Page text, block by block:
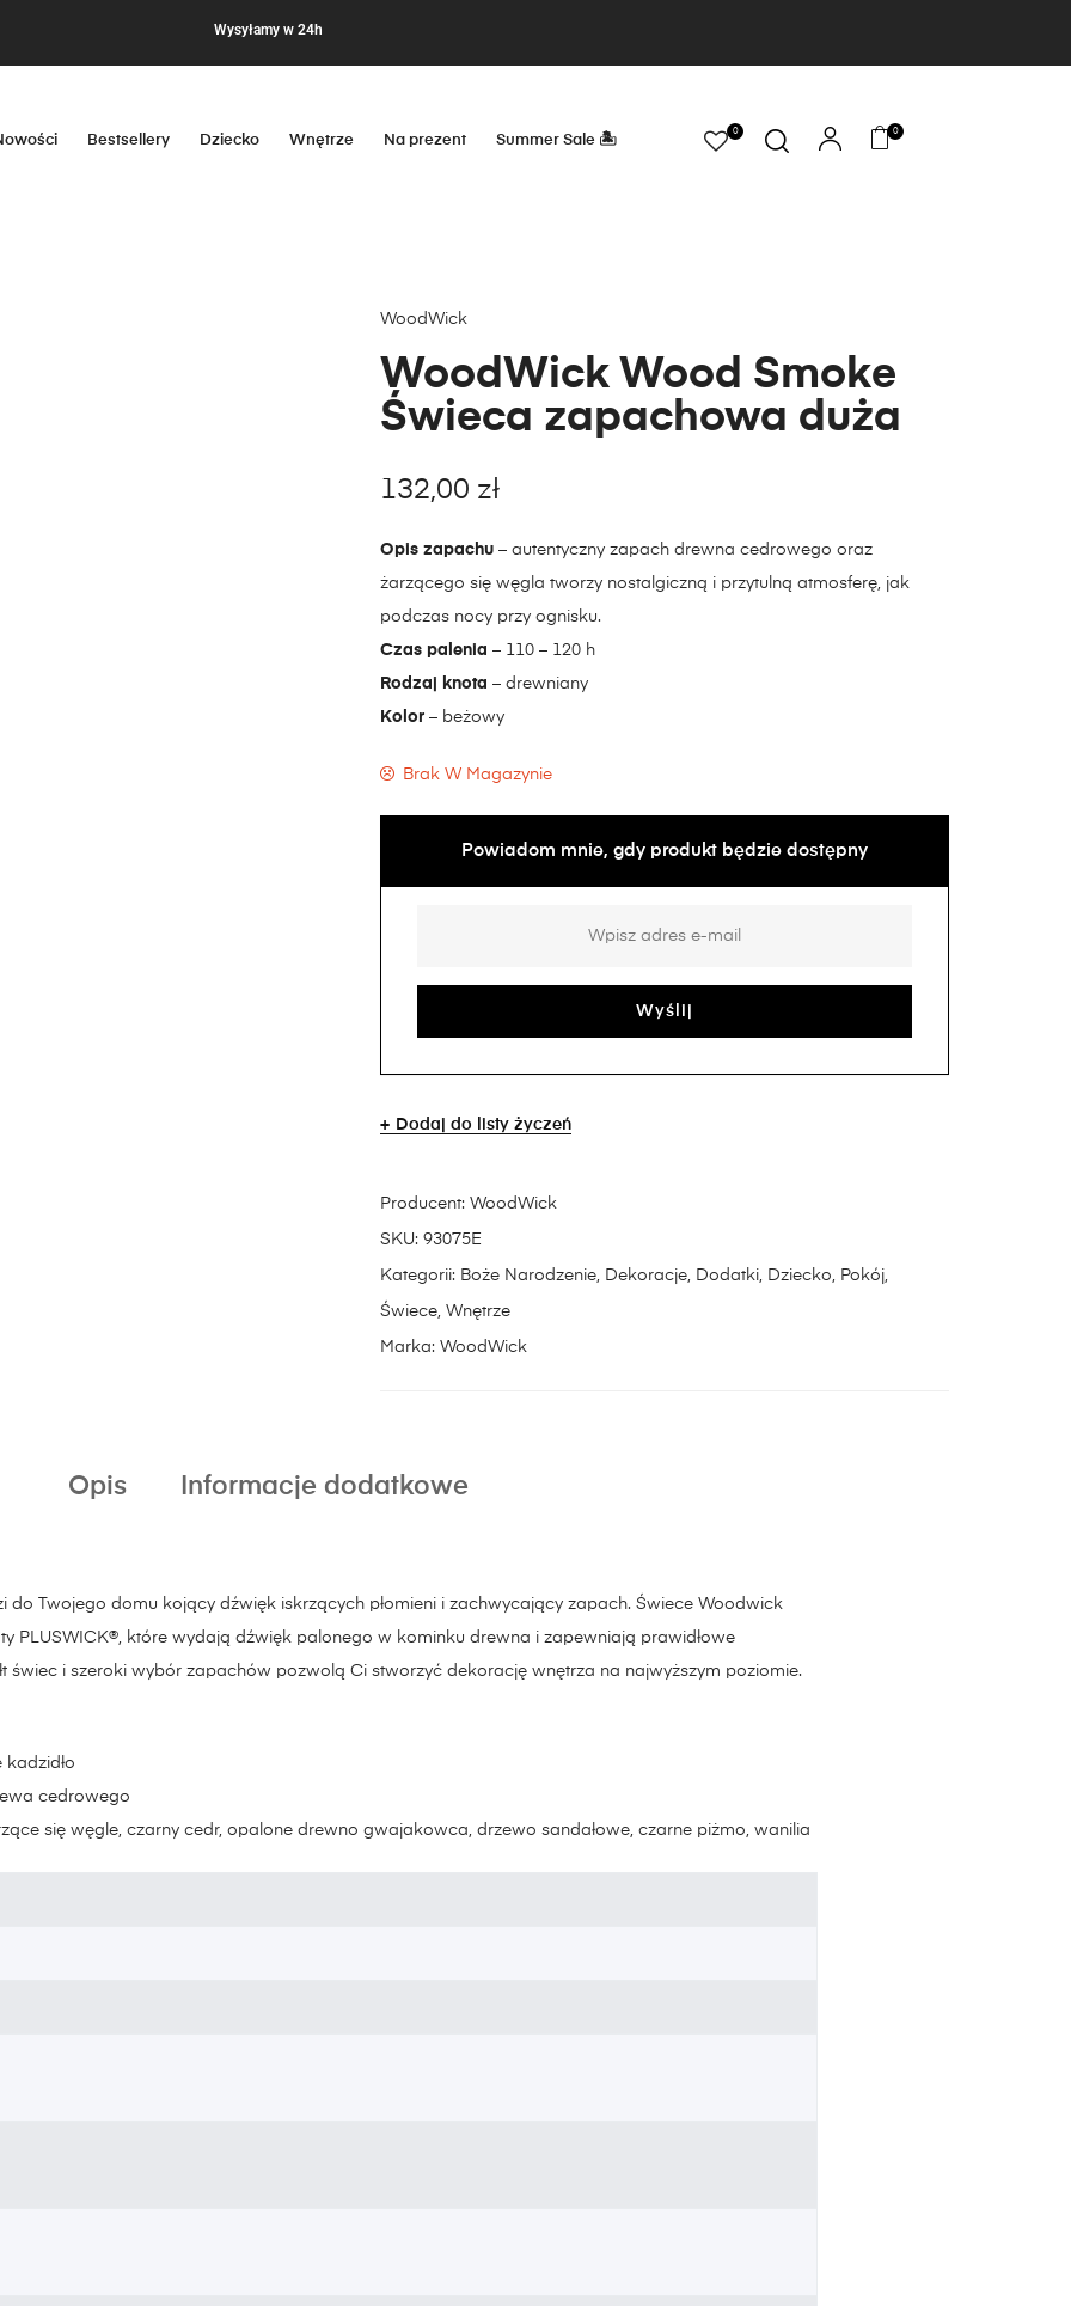
Wysyłamy w 24h
Bestsellery Dziecko Wnętrze Na prezent Summer Sale 🏝
0 0
WoodWick
WoodWick Wood Smoke
Świeca zapachowa duża
132,00 zł
Opis zapachu– autentyczny zapach drewna cedrowego oraz
żarzącego się węgla tworzy nostalgiczną i przytulną atmosferę, jak
podczas nocy przy ognisku.
Czas palenia – 110 – 120 h
Rodzaj knota – drewniany
Kolor– beżowy
Brak W Magazynie
Powiadom mnie, gdy produkt będzie dostępny
Dodaj do listy życzeń
Producent: WoodWick
SKU: 93075E
Kategorii: Boże Narodzenie, Dekoracje, Dodatki, Dziecko, Pokój,
Świece, Wnętrze
Marka: WoodWick
Opis Informacje dodatkowe
Twojego domu kojący dźwięk iskrzących płomieni i zachwycający zapach. Świece Woodwick
PLUSWICK®, które wydają dźwięk palonego w kominku drewna i zapewniają prawidłowe
świec i szeroki wybór zapachów pozwolą Ci stworzyć dekorację wnętrza na najwyższym poziomie.
cedrowego
się węgle, czarny cedr, opalone drewno gwajakowca, drzewo sandałowe, czarne piżmo, wanilia